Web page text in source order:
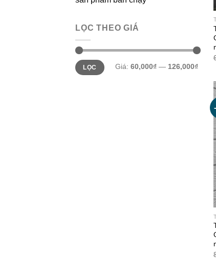
LỌC THEO GIÁ
Giá
thấp
nhất
Giá
cao
nhất
LỌC Giá: 60,000₫ — 126,000₫